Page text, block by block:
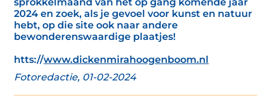
2024 en zoek, als je gevoel voor kunst en natuur
hebt, op die site ook naar andere
bewonderenswaardige plaatjes!
htts://www.dickenmirahoogenboom.nl
Fotoredactie, 01-02-2024